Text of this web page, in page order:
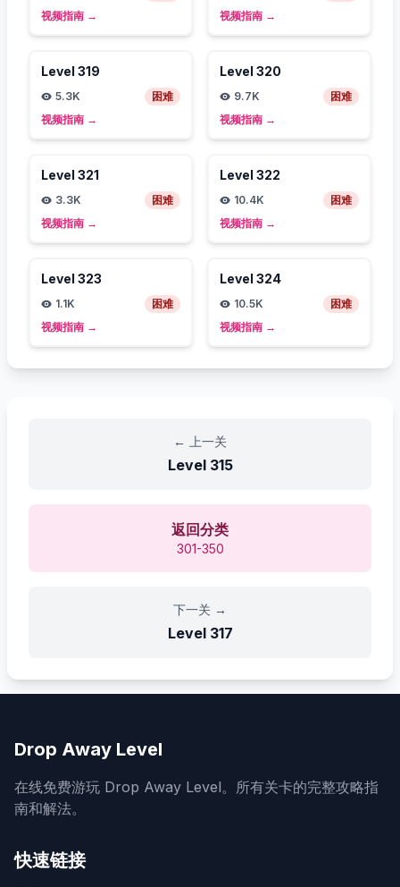
视频指南 →
视频指南 →
Level 319
5.3K
困难
视频指南 →
Level 320
9.7K
困难
视频指南 →
Level 321
3.3K
困难
视频指南 →
Level 322
10.4K
困难
视频指南 →
Level 323
1.1K
困难
视频指南 →
Level 324
10.5K
困难
视频指南 →
← 上一关
Level 315
返回分类
301-350
下一关 →
Level 317
Drop Away Level
在线免费游玩 Drop Away Level。所有关卡的完整攻略指
南和解法。
快速链接